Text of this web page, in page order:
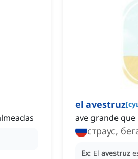
el avestruz[
ave grande
страус,
Ex: El avestruz